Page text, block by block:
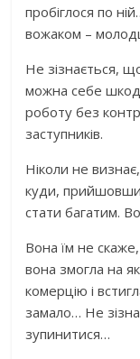
пробіглося по
вожаком –
Не зізнається,
можна себе
роботу без
заступників.
Ніколи не
куди,
стати багатим.
Вона їм не
вона змогла на
комерцію і
замало… Не
зупинитися…